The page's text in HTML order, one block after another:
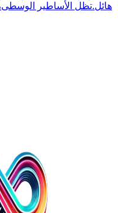
هائل.تظل الأساطير